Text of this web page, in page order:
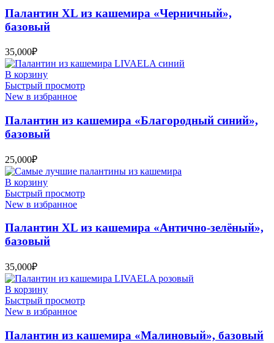
Палантин XL из кашемира «Черничный»,
базовый
35,000₽
В корзину
Быстрый просмотр
New в избранное
Палантин из кашемира «Благородный синий»,
базовый
25,000₽
В корзину
Быстрый просмотр
New в избранное
Палантин XL из кашемира «Антично-зелёный»,
базовый
35,000₽
В корзину
Быстрый просмотр
New в избранное
Палантин из кашемира «Малиновый», базовый